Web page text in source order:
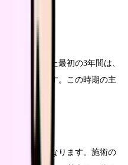
万円）
タートさせた最初の3年間は、
する期間です。この時期の主
です。
務が中心となります。施術の